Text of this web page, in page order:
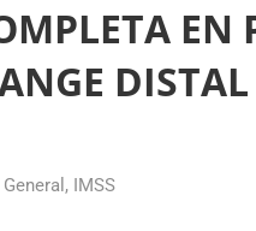
EN
General , IMSS